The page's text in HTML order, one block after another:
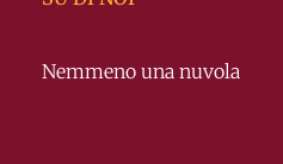
Nemmeno una nuvola